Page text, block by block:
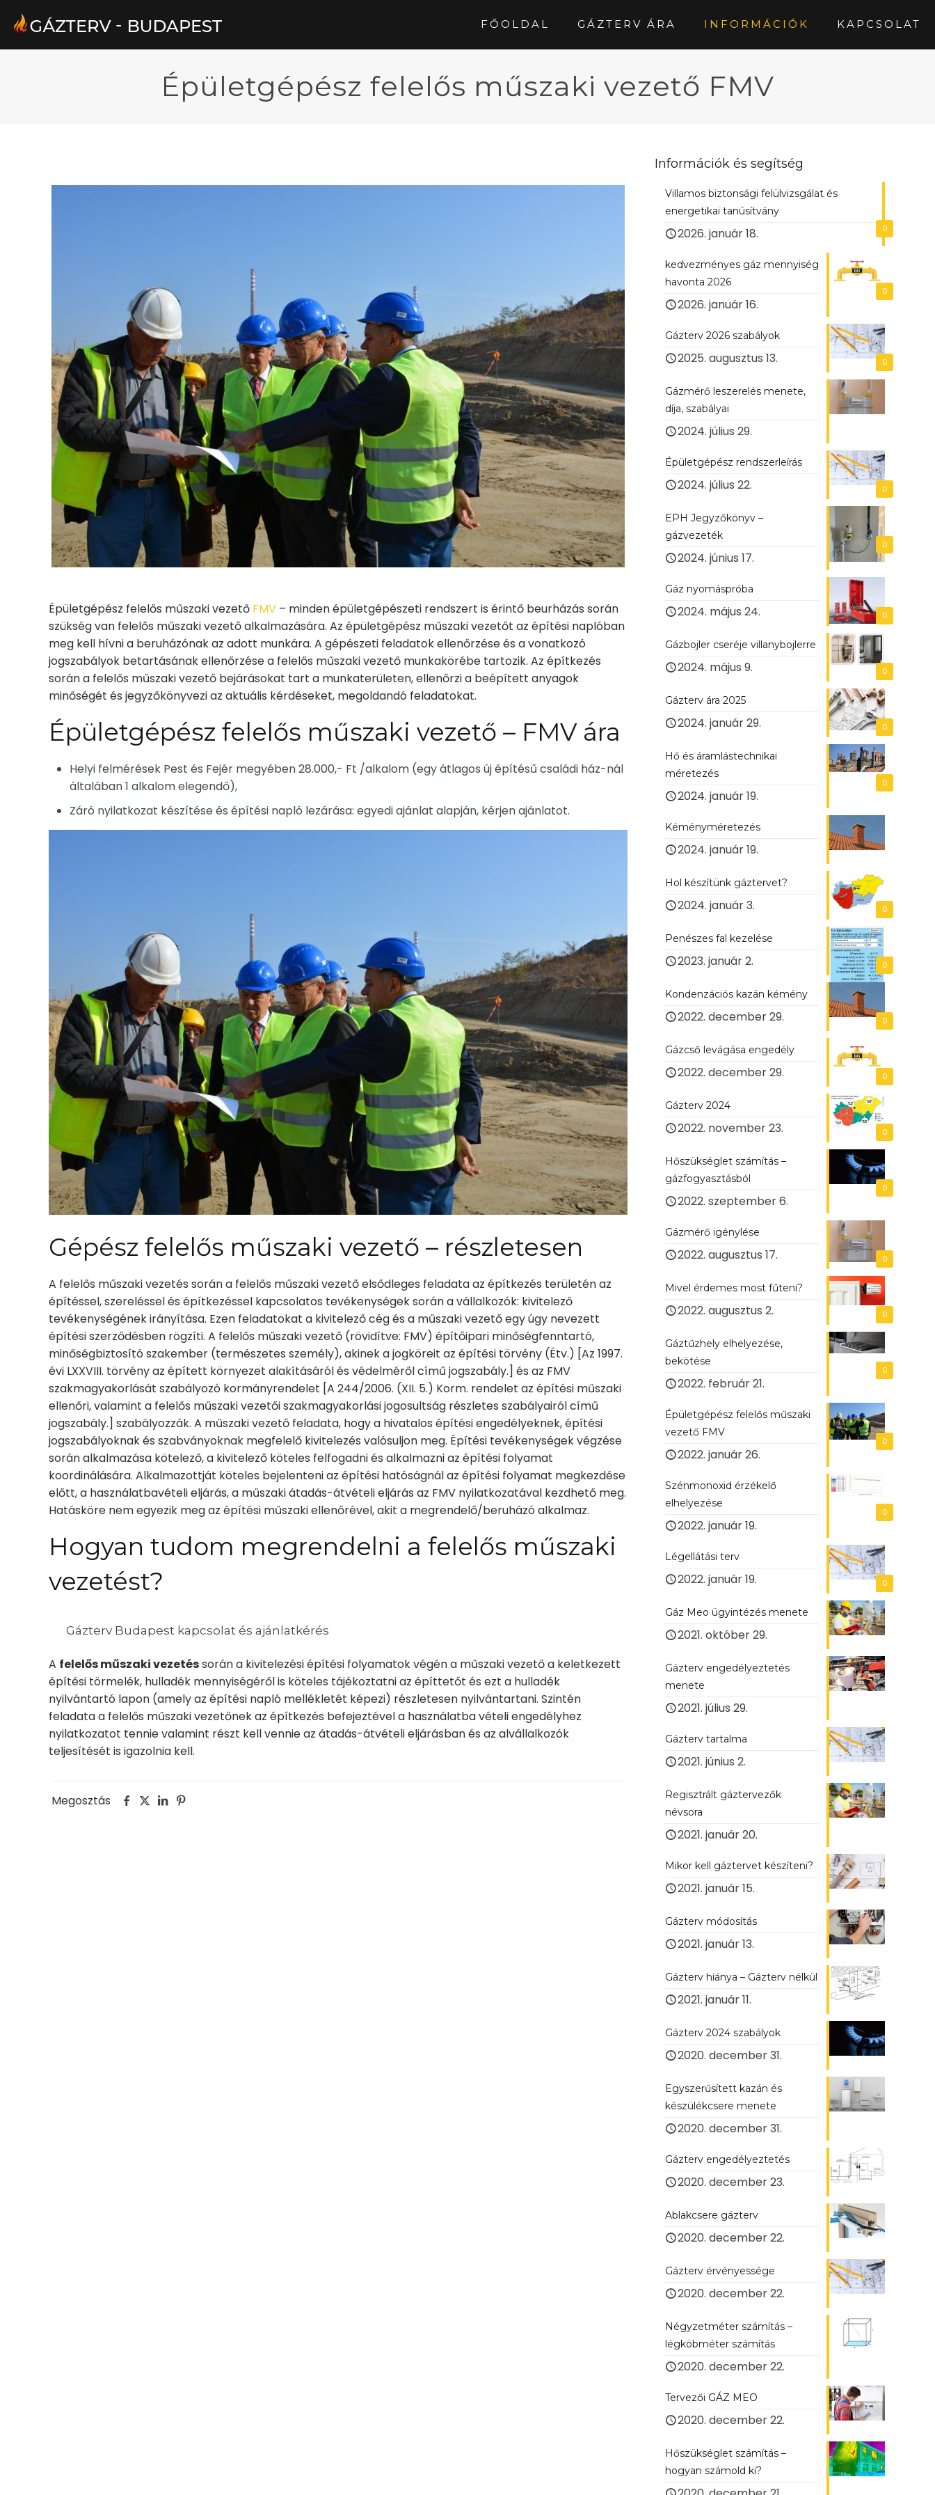
FŐOLDAL GÁZTERV ÁRA INFORMÁCIÓK KAPCSOLAT
Épületgépész felelős műszaki vezető FMV
Épületgépész felelős műszaki vezető FMV – minden épületgépészeti rendszert is érintő beurházás során
szükség van felelős műszaki vezető alkalmazására. Az épületgépész műszaki vezetőt az építési naplóban
meg kell hívni a beruházónak az adott munkára. A gépészeti feladatok ellenőrzése és a vonatkozó
jogszabályok betartásának ellenőrzése a felelős műszaki vezető munkakörébe tartozik. Az építkezés
során a felelős műszaki vezető bejárásokat tart a munkaterületen, ellenőrzi a beépített anyagok
minőségét és jegyzőkönyvezi az aktuális kérdéseket, megoldandó feladatokat.
Épületgépész felelős műszaki vezető – FMV ára
Helyi felmérések Pest és Fejér megyében 28.000,- Ft /alkalom (egy átlagos új építésű családi ház-nál
általában 1 alkalom elegendő),
Záró nyilatkozat készítése és építési napló lezárása: egyedi ajánlat alapján, kérjen ajánlatot.
Gépész felelős műszaki vezető – részletesen
A felelős műszaki vezetés során a felelős műszaki vezető elsődleges feladata az építkezés területén az
építéssel, szereléssel és építkezéssel kapcsolatos tevékenységek során a vállalkozók: kivitelező
tevékenységének irányítása. Ezen feladatokat a kivitelező cég és a műszaki vezető egy úgy nevezett
építési szerződésben rögzíti. A felelős műszaki vezető (rövidítve: FMV) építőipari minőségfenntartó,
minőségbiztosító szakember (természetes személy), akinek a jogköreit az építési törvény (Étv.) [Az 1997.
évi LXXVIII. törvény az épített környezet alakításáról és védelméről című jogszabály.] és az FMV
szakmagyakorlását szabályozó kormányrendelet [A 244/2006. (XII. 5.) Korm. rendelet az építési műszaki
ellenőri, valamint a felelős műszaki vezetői szakmagyakorlási jogosultság részletes szabályairól című
jogszabály.] szabályozzák. A műszaki vezető feladata, hogy a hivatalos építési engedélyeknek, építési
jogszabályoknak és szabványoknak megfelelő kivitelezés valósuljon meg. Építési tevékenységek végzése
során alkalmazása kötelező, a kivitelező köteles felfogadni és alkalmazni az építési folyamat
koordinálására. Alkalmazottját köteles bejelenteni az építési hatóságnál az építési folyamat megkezdése
előtt, a használatbavételi eljárás, a műszaki átadás-átvételi eljárás az FMV nyilatkozatával kezdhető meg.
Hatásköre nem egyezik meg az építési műszaki ellenőrével, akit a megrendelő/beruházó alkalmaz.
Hogyan tudom megrendelni a felelős műszaki
vezetést?
Gázterv Budapest kapcsolat és ajánlatkérés
A felelős műszaki vezetéssorán a kivitelezési építési folyamatok végén a műszaki vezető a keletkezett
építési törmelék, hulladék mennyiségéről is köteles tájékoztatni az építtetőt és ezt a hulladék
nyilvántartó lapon (amely az építési napló mellékletét képezi) részletesen nyilvántartani. Szintén
feladata a felelős műszaki vezetőnek az építkezés befejeztével a használatba vételi engedélyhez
nyilatkozatot tennie valamint részt kell vennie az átadás-átvételi eljárásban és az alvállalkozók
teljesítését is igazolnia kell.
Megosztás
Információk és segítség
0
Villamos biztonsági felülvizsgálat és
energetikai tanúsítvány
2026. január 18.
0
kedvezményes gáz mennyiség
havonta 2026
2026. január 16.
0
Gázterv 2026 szabályok
2025. augusztus 13.
Gázmérő leszerelés menete,
díja, szabályai
2024. július 29.
0
Épületgépész rendszerleírás
2024. július 22.
0
EPH Jegyzőkönyv –
gázvezeték
2024. június 17.
0
Gáz nyomáspróba
2024. május 24.
0
Gázbojler cseréje villanybojlerre
2024. május 9.
0
Gázterv ára 2025
2024. január 29.
0
Hő és áramlástechnikai
méretezés
2024. január 19.
Kéményméretezés
2024. január 19.
0
Hol készítünk gáztervet?
2024. január 3.
0
Penészes fal kezelése
2023. január 2.
0
Kondenzációs kazán kémény
2022. december 29.
0
Gázcső levágása engedély
2022. december 29.
0
Gázterv 2024
2022. november 23.
0
Hőszükséglet számítás –
gázfogyasztásból
2022. szeptember 6.
0
Gázmérő igénylése
2022. augusztus 17.
0
Mivel érdemes most fűteni?
2022. augusztus 2.
0
Gáztűzhely elhelyezése,
bekötése
2022. február 21.
0
Épületgépész felelős műszaki
vezető FMV
2022. január 26.
0
Szénmonoxid érzékelő
elhelyezése
2022. január 19.
0
Légellátási terv
2022. január 19.
Gáz Meo ügyintézés menete
2021. október 29.
Gázterv engedélyeztetés
menete
2021. július 29.
Gázterv tartalma
2021. június 2.
Regisztrált gáztervezők
névsora
2021. január 20.
Mikor kell gáztervet készíteni?
2021. január 15.
Gázterv módosítás
2021. január 13.
Gázterv hiánya – Gázterv nélkül
2021. január 11.
Gázterv 2024 szabályok
2020. december 31.
Egyszerűsített kazán és
készülékcsere menete
2020. december 31.
Gázterv engedélyeztetés
2020. december 23.
Ablakcsere gázterv
2020. december 22.
Gázterv érvényessége
2020. december 22.
Négyzetméter számítás –
légköbméter számítás
2020. december 22.
Tervezői GÁZ MEO
2020. december 22.
Hőszükséglet számítás –
hogyan számold ki?